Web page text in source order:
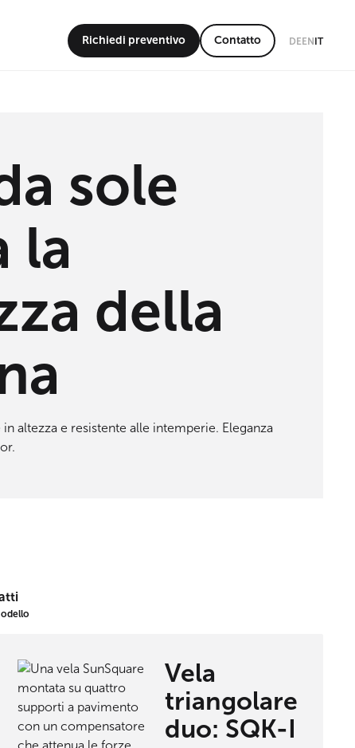
Richiedi preventivo Contatto DEEN IT
sole
la
della
altezza e resistente alle intemperie. Eleganza
Vela
triangolare
duo: SQK-I